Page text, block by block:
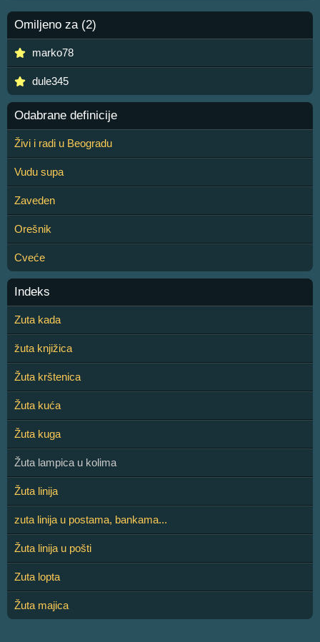
Omiljeno za (2)
marko78
dule345
Odabrane definicije
Živi i radi u Beogradu
Vudu supa
Zaveden
Orešnik
Cveće
Indeks
Zuta kada
žuta knjižica
Žuta krštenica
Žuta kuća
Žuta kuga
Žuta lampica u kolima
Žuta linija
zuta linija u postama, bankama...
Žuta linija u pošti
Zuta lopta
Žuta majica